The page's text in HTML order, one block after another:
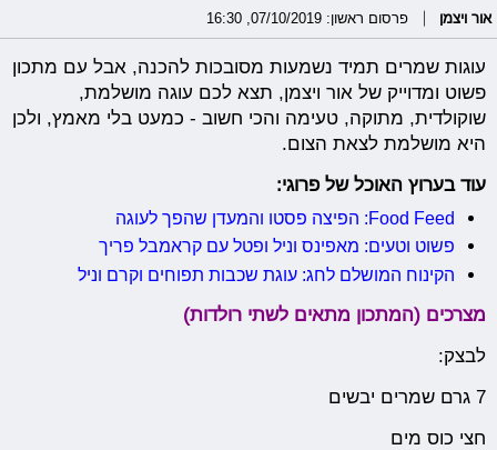
אור ויצמן פרסום ראשון: 07/10/2019, 16:30
עוגות שמרים תמיד נשמעות מסובכות להכנה, אבל עם מתכון
פשוט ומדוייק של אור ויצמן, תצא לכם עוגה מושלמת,
שוקולדית, מתוקה, טעימה והכי חשוב - כמעט בלי מאמץ, ולכן
היא מושלמת לצאת הצום.
עוד בערוץ האוכל של פרוגי:
Food Feed: הפיצה פסטו והמעדן שהפך לעוגה
פשוט וטעים: מאפינס וניל ופטל עם קראמבל פריך
הקינוח המושלם לחג: עוגת שכבות תפוחים וקרם וניל
מצרכים (המתכון מתאים לשתי רולדות)
לבצק:
7 ‏גרם שמרים יבשים
‏חצי כוס מים